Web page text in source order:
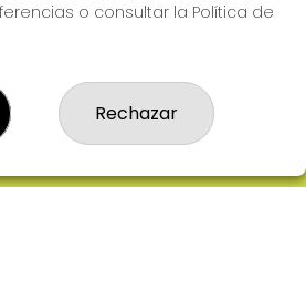
o consultar la Política de
Rechazar